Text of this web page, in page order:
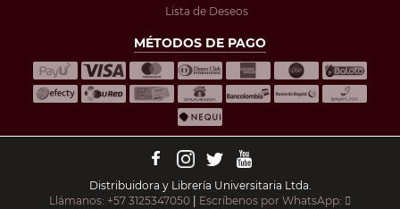
Lista de Deseos
MÉTODOS DE PAGO
Distribuidora y Librería Universitaria Ltda.
Llámanos: +57 3125347050
Escríbenos por WhatsApp: